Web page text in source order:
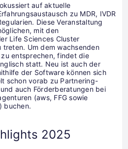
auf aktuelle
zu MDR, IVDR
Diese Veranstaltung
mit den
Life Sciences Cluster
Um dem wachsenden
entsprechen, findet die
statt. Neu ist auch der
der Software können sich
schon vorab zu Partnering-
auch Förderberatungen bei
(aws, FFG sowie
buchen.
2025